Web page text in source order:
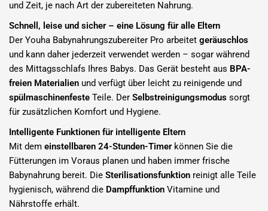
und Zeit, je nach Art der zubereiteten Nahrung.
Schnell, leise und sicher – eine Lösung für alle Eltern
Der Youha Babynahrungszubereiter Pro arbeitetgeräuschlos
und kann daher jederzeit verwendet werden – sogar während
des Mittagsschlafs Ihres Babys. Das Gerät besteht aus BPA-
freien Materialien und verfügt über leicht zu reinigende und
spülmaschinenfeste Teile. DerSelbstreinigungsmodus sorgt
für zusätzlichen Komfort und Hygiene.
Intelligente Funktionen für intelligente Eltern
Mit demeinstellbaren 24-Stunden-Timerkönnen Sie die
Fütterungen im Voraus planen und haben immer frische
Babynahrung bereit. DieSterilisationsfunktion reinigt alle Teile
hygienisch, während die Dampffunktion Vitamine und
Nährstoffe erhält.